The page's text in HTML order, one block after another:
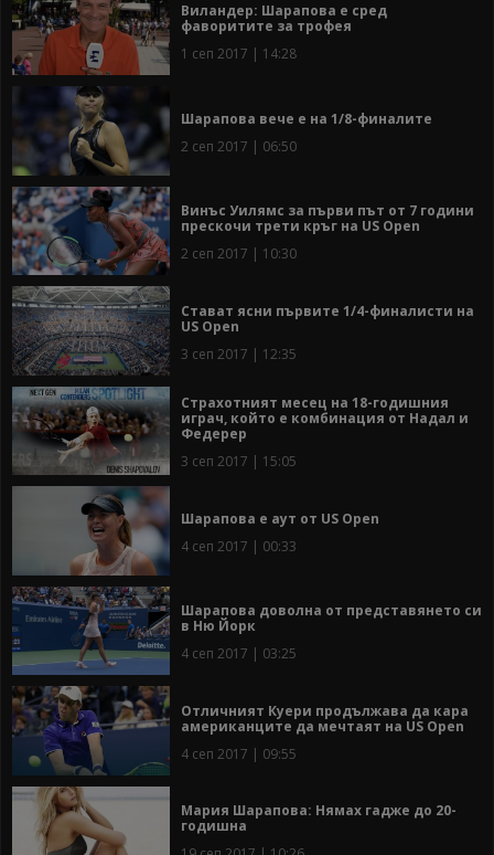
Виландер: Шарапова е сред
фаворитите за трофея
1 сеп 2017 | 14:28
Шарапова вече е на 1/8-финалите
2 сеп 2017 | 06:50
Винъс Уилямс за първи път от 7 години
прескочи трети кръг на US Open
2 сеп 2017 | 10:30
Стават ясни първите 1/4-финалисти на
US Open
3 сеп 2017 | 12:35
Страхотният месец на 18-годишния
играч, който е комбинация от Надал и
Федерер
3 сеп 2017 | 15:05
Шарапова е аут от US Open
4 сеп 2017 | 00:33
Шарапова доволна от представянето си
в Ню Йорк
4 сеп 2017 | 03:25
Отличният Куери продължава да кара
американците да мечтаят на US Open
4 сеп 2017 | 09:55
Мария Шарапова: Нямах гадже до 20-
годишна